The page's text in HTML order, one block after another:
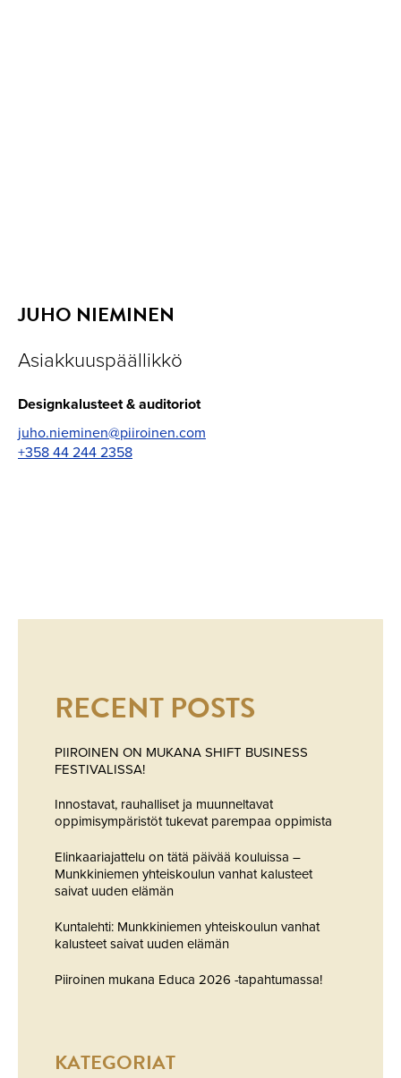
JUHO NIEMINEN
Asiakkuuspäällikkö
Designkalusteet & auditoriot
juho.nieminen@piiroinen.com
+358 44 244 2358
RECENT POSTS
PIIROINEN ON MUKANA SHIFT BUSINESS
FESTIVALISSA!
Innostavat, rauhalliset ja muunneltavat
oppimisympäristöt tukevat parempaa oppimista
Elinkaariajattelu on tätä päivää kouluissa –
Munkkiniemen yhteiskoulun vanhat kalusteet
saivat uuden elämän
Kuntalehti: Munkkiniemen yhteiskoulun vanhat
kalusteet saivat uuden elämän
Piiroinen mukana Educa 2026 -tapahtumassa!
KATEGORIAT